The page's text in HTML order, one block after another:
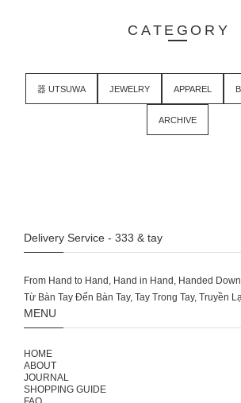
CATEGORY
器 UTSUWA JEWELRY APPAREL
ARCHIVE
Delivery Service - 333 & tay
From Hand to Hand, Hand in Hand, Handed
MENU
HOME
ABOUT
JOURNAL
SHOPPING GUIDE